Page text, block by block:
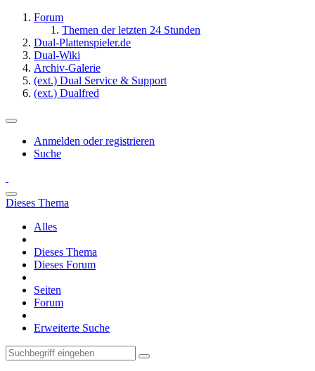
Forum
Themen der letzten 24 Stunden
Dual-Plattenspieler.de
Dual-Wiki
Archiv-Galerie
(ext.) Dual Service & Support
(ext.) Dualfred
Anmelden oder registrieren
Suche
Dieses Thema
Alles
Dieses Thema
Dieses Forum
Seiten
Forum
Erweiterte Suche